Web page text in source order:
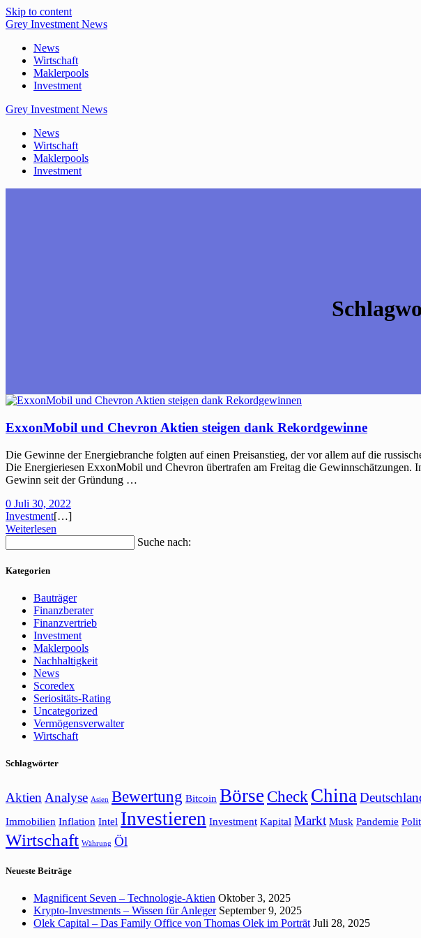
Skip to content
Grey Investment News
News
Wirtschaft
Maklerpools
Investment
Grey Investment News
News
Wirtschaft
Maklerpools
Investment
ExxonMobil und Chevron Aktien steigen dank Rekordgewinne
Die Gewinne der Energiebranche folgten auf einen Preisanstieg, der vor allem auf die
Die Energieriesen ExxonMobil und Chevron übertrafen am Freitag die
Gewinn seit der Gründung …
0 Juli 30, 2022
Investment[…]
Weiterlesen
Suche nach:
Kategorien
Bauträger
Finanzberater
Finanzvertrieb
Investment
Maklerpools
Nachhaltigkeit
News
Scoredex
Seriositäts-Rating
Uncategorized
Vermögensverwalter
Wirtschaft
Schlagwörter
Aktien Analyse Asien Bewertung Bitcoin Börse Check China
Immobilien Inflation Intel Investieren Investment Kapital Markt Musk Pandemie
Wirtschaft Währung Öl
Neueste Beiträge
Magnificent Seven – Technologie-Aktien Oktober 3, 2025
Krypto-Investments – Wissen für Anleger September 9, 2025
Olek Capital – Das Family Office von Thomas Olek im Porträt Juli 28, 2025